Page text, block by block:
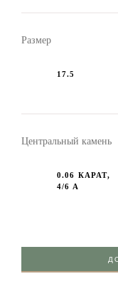
Размер
17.5
Центральный камень
0.06 КАРАТ,
4/6 А